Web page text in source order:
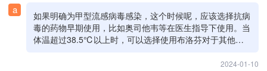
a
如果明确为甲型流感病毒感染，这个时候呢，应该选择抗病
毒的药物早期使用，比如奥司他韦等在医生指导下使用。当
体温超过38.5℃以上时，可以选择使用布洛芬对于其他的
2024-01-10